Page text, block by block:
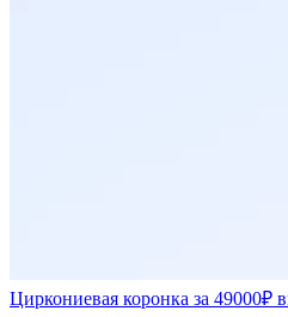
Циркониевая коронка за 49000₽